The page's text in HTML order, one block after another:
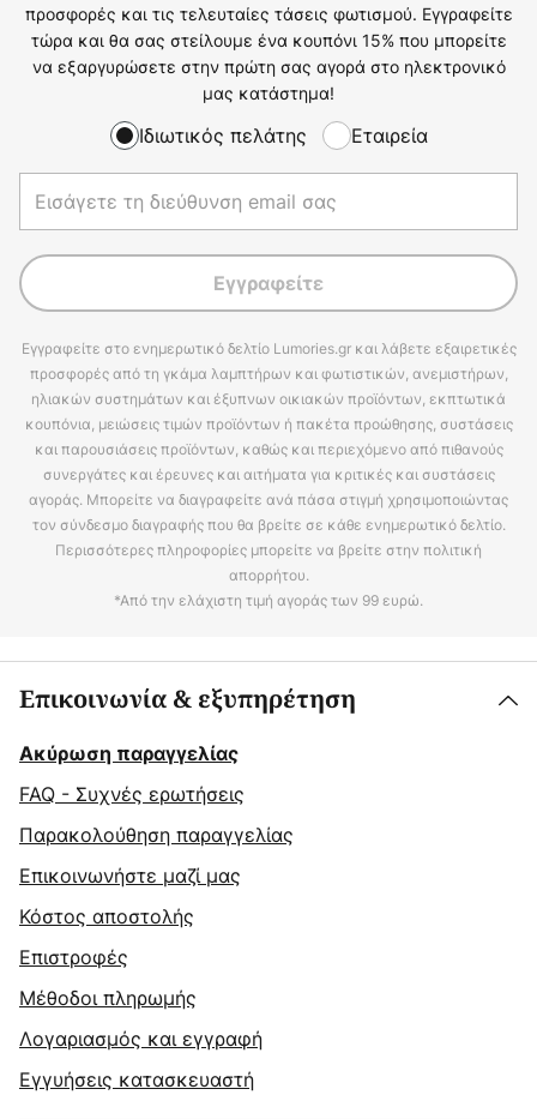
προσφορές και τις τελευταίες τάσεις φωτισμού. Εγγραφείτε
τώρα και θα σας στείλουμε ένα κουπόνι 15% που μπορείτε
να εξαργυρώσετε στην πρώτη σας αγορά στο ηλεκτρονικό
μας κατάστημα!
Ιδιωτικός πελάτης Εταιρεία
Εγγραφείτε
Εγγραφείτε στο ενημερωτικό δελτίο Lumories.gr και λάβετε εξαιρετικές
προσφορές από τη γκάμα λαμπτήρων και φωτιστικών, ανεμιστήρων,
ηλιακών συστημάτων και έξυπνων οικιακών προϊόντων, εκπτωτικά
κουπόνια, μειώσεις τιμών προϊόντων ή πακέτα προώθησης, συστάσεις
και παρουσιάσεις προϊόντων, καθώς και περιεχόμενο από πιθανούς
συνεργάτες και έρευνες και αιτήματα για κριτικές και συστάσεις
αγοράς. Μπορείτε να διαγραφείτε ανά πάσα στιγμή χρησιμοποιώντας
τον σύνδεσμο διαγραφής που θα βρείτε σε κάθε ενημερωτικό δελτίο.
Περισσότερες πληροφορίες μπορείτε να βρείτε στην πολιτική
απορρήτου.
*Από την ελάχιστη τιμή αγοράς των 99 ευρώ.
Επικοινωνία & εξυπηρέτηση
Ακύρωση παραγγελίας
FAQ - Συχνές ερωτήσεις
Παρακολούθηση παραγγελίας
Επικοινωνήστε μαζί μας
Κόστος αποστολής
Επιστροφές
Μέθοδοι πληρωμής
Λογαριασμός και εγγραφή
Εγγυήσεις κατασκευαστή